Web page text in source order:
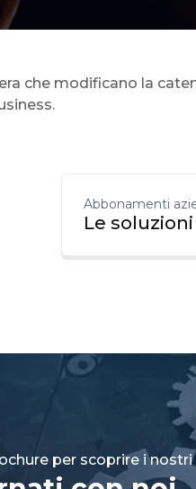
che modificano la
Abbonamenti
Le
per scoprire i nostri